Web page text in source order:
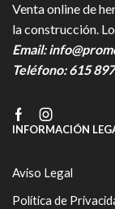
Venta online de
la construcción.
Email:
Teléfono:615
FacebookInstagram
INFORMACIÓN
Aviso Legal
Política de